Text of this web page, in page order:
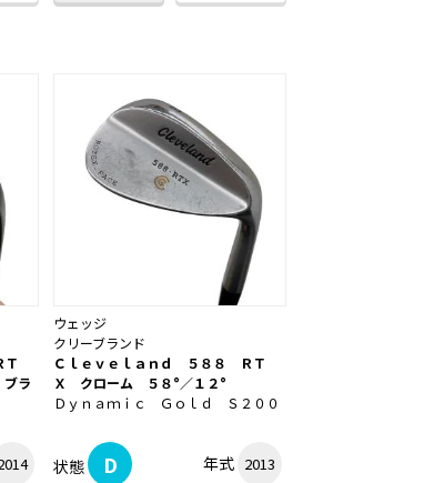
ラ
ウェッジ
クリーブランド
Ｃｌｅｖｅｌａｎｄ ５８８ ＲＴ
Ｘ クローム ５８°／１２°
Ｄｙｎａｍｉｃ Ｇｏｌｄ Ｓ２００
状態 D 年式 2013